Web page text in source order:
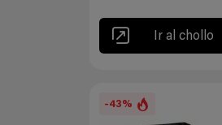
Ir al chollo
-43%